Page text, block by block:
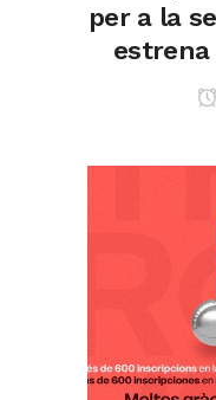
per a la